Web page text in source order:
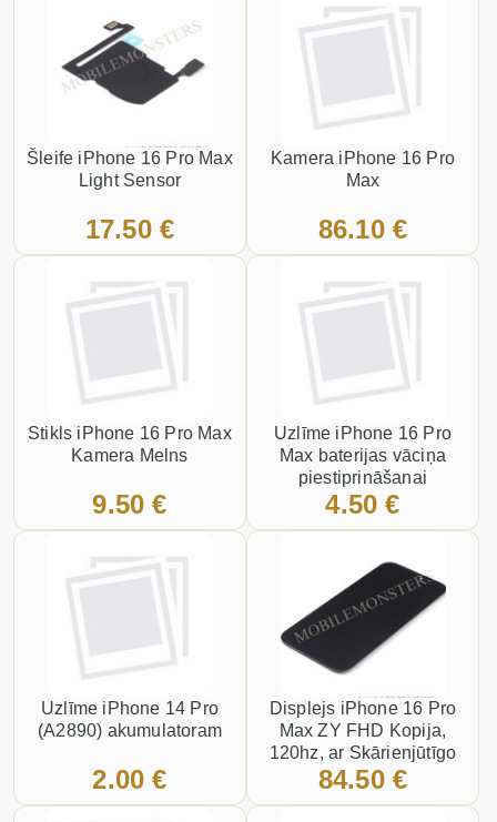
Šleife iPhone 16 Pro Max
Light Sensor
17.50 €
Kamera iPhone 16 Pro
Max
86.10 €
Stikls iPhone 16 Pro Max
Kamera Melns
9.50 €
Uzlīme iPhone 16 Pro
Max baterijas vāciņa
piestiprināšanai
4.50 €
Uzlīme iPhone 14 Pro
(A2890) akumulatoram
2.00 €
Displejs iPhone 16 Pro
Max ZY FHD Kopija,
120hz, ar Skārienjūtīgo
stiklu un apkart ramiti
84.50 €